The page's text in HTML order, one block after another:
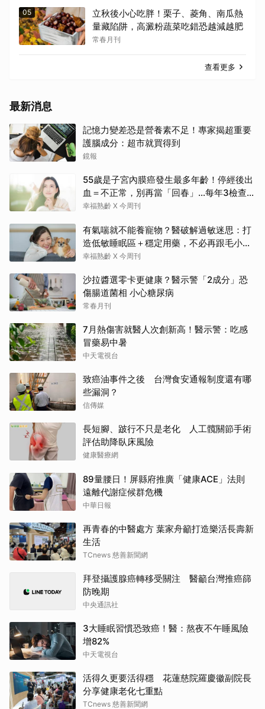
05
立秋後小心吃胖！栗子、菱角、南瓜熱
量藏陷阱，高澱粉蔬菜吃錯恐越減越肥
常春月刊
查看更多
最新消息
記憶力變差恐是營養素不足！專家揭超重要
護腦成分：超市就買得到
鏡報
55歲是子宮內膜癌發生最多年齡！停經後出
血＝不正常，別再當「回春」…每年3檢查保
命：早期治癒率達9成5
幸福熟齡 X 今周刊
有氣喘就不能養寵物？醫破解過敏迷思：打
造低敏睡眠區＋穩定用藥，不必再跟毛小孩
分離
幸福熟齡 X 今周刊
沙拉醬選零卡更健康？醫示警「2成分」恐
傷腸道菌相 小心糖尿病
常春月刊
7月熱傷害就醫人次創新高！醫示警：吃感
冒藥易中暑
中天電視台
致癌油事件之後 台灣食安通報制度還有哪
些漏洞？
信傳媒
長短腳、跛行不只是老化 人工髖關節手術
評估助降臥床風險
健康醫療網
89量腰日！屏縣府推廣「健康ACE」法則
遠離代謝症候群危機
中華日報
再青春的中醫處方 葉家舟籲打造樂活長壽新
生活
TCnews 慈善新聞網
拜登攝護腺癌轉移受關注 醫籲台灣推癌篩
防晚期
中央通訊社
3大睡眠習慣恐致癌！醫：熬夜不午睡風險
增82%
中天電視台
活得久更要活得穩 花蓮慈院羅慶徽副院長
分享健康老化七重點
TCnews 慈善新聞網